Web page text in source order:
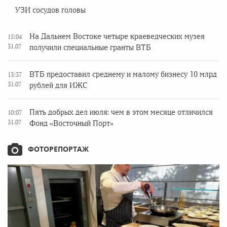
УЗИ сосудов головы
15:04
31.07
На Дальнем Востоке четыре краеведческих музея
получили специальные гранты ВТБ
13:37
31.07
ВТБ предоставил среднему и малому бизнесу 10 млрд
рублей для ИЖС
10:07
31.07
Пять добрых дел июля: чем в этом месяце отличился
Фонд «Восточный Порт»
ФОТОРЕПОРТАЖ